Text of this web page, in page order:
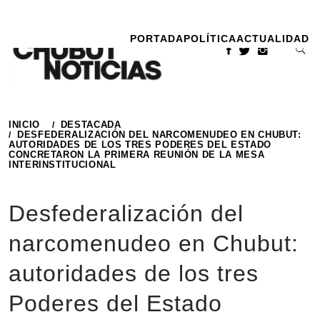
contenido
PORTADAPOLÍTICAACTUALIDAD
INICIO
DESTACADA
DESFEDERALIZACIÓN DEL NARCOMENUDEO EN CHUBUT:
AUTORIDADES DE LOS TRES PODERES DEL ESTADO
CONCRETARON LA PRIMERA REUNIÓN DE LA MESA
INTERINSTITUCIONAL
Desfederalización del
narcomenudeo en Chubut:
autoridades de los tres
Poderes del Estado